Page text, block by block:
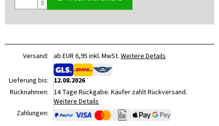
Versand: ab EUR 6,95 inkl. MwSt. Weitere Details
Lieferung bis:
12.08.2026
Rücknahmen: 14 Tage Rückgabe. Käufer zahlt Rückversand.
Weitere Details
Zahlungen: